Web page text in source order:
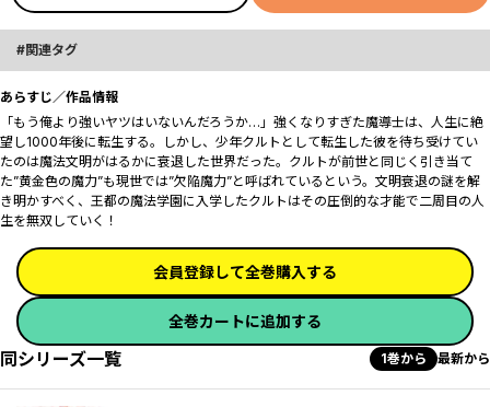
関連タグ
あらすじ／作品情報
「もう俺より強いヤツはいないんだろうか…」強くなりすぎた魔導士は、人生に絶
望し1000年後に転生する。しかし、少年クルトとして転生した彼を待ち受けてい
たのは魔法文明がはるかに衰退した世界だった――。クルトが前世と同じく引き当て
た”黄金色の魔力”も現世では”欠陥魔力”と呼ばれているという。文明衰退の謎を解
き明かすべく、王都の魔法学園に入学したクルトはその圧倒的な才能で二周目の人
生を無双していく――！
会員登録して全巻購入する
全巻カートに追加する
同シリーズ一覧 1巻から 最新から